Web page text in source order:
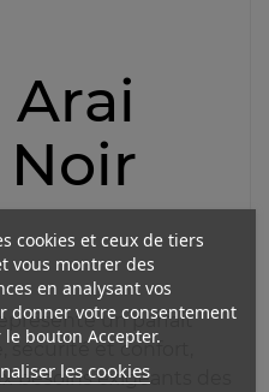
Noir
un parfait
et confort,
besoins exigeants des
cookies et ceux de tiers
vous montrer des
en analysant vos
donner votre consentement
bouton Accepter.
les cookies